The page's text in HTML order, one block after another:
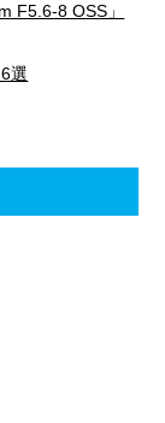
F5.6-8 OSS」
選